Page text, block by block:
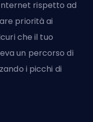
rispetto ad
priorità ai
che il tuo
un percorso di
i picchi di